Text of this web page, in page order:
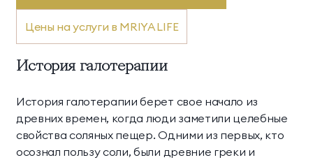
Цены на услуги в MRIYA LIFE
История галотерапии
История галотерапии берет свое начало из
древних времен, когда люди заметили целебные
свойства соляных пещер. Одними из первых, кто
осознал пользу соли, были древние греки и